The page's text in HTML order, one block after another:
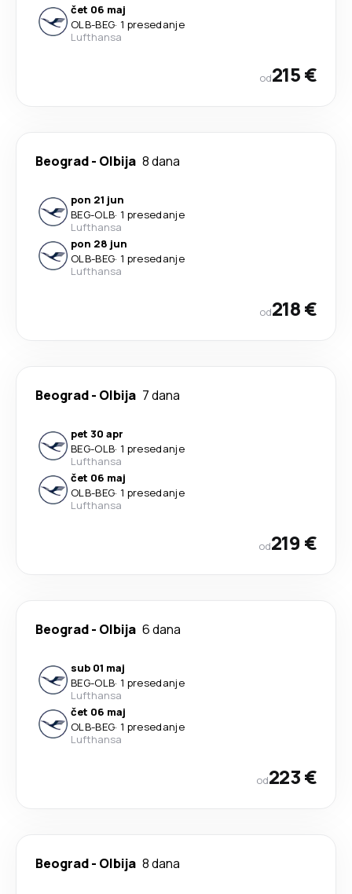
čet 06 maj
OLB-BEG· 1 presedanje
Lufthansa
od215 €
Beograd- Olbija 8 dana
pon 21 jun
BEG-OLB· 1 presedanje
Lufthansa
pon 28 jun
OLB-BEG· 1 presedanje
Lufthansa
od218 €
Beograd- Olbija 7 dana
pet 30 apr
BEG-OLB· 1 presedanje
Lufthansa
čet 06 maj
OLB-BEG· 1 presedanje
Lufthansa
od219 €
Beograd- Olbija 6 dana
sub 01 maj
BEG-OLB· 1 presedanje
Lufthansa
čet 06 maj
OLB-BEG· 1 presedanje
Lufthansa
od223 €
Beograd- Olbija 8 dana